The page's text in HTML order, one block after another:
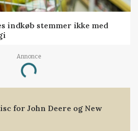
indkøb stemmer ikke med
Annonce
Loading...
for John Deere og New